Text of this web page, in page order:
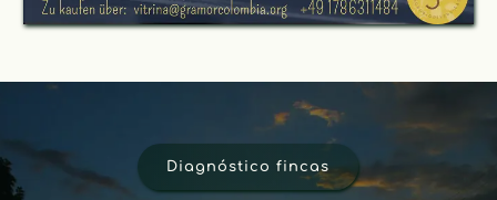
Diagnóstico fincas